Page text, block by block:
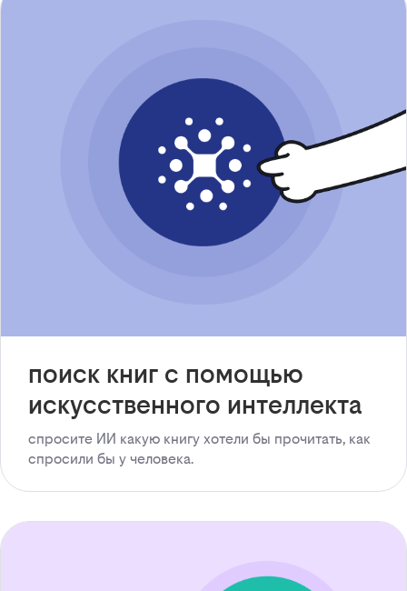
поиск книг с помощью
искусственного интеллекта
спросите ИИ какую книгу хотели бы прочитать, как
спросили бы у человека.